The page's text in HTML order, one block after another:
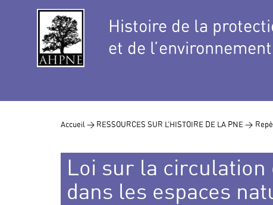
Histoire de la
et de l’environnement
Accueil > RESSOURCES SUR L’HISTOIRE DE LA PNE >
Loi sur la
dans les espaces